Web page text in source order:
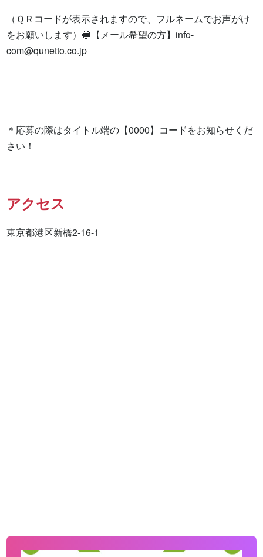
（ＱＲコードが表示されますので、フルネームでお声がけ
をお願いします）🔵【メール希望の方】 info-
com@qunetto.co.jp
＊応募の際はタイトル端の【0000】コードをお知らせくだ
さい！
アクセス
東京都港区新橋2-16-1